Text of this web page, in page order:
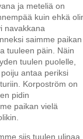
ja meteliä on
kuin ehkä
navakkana
saimme paikan
tuuleen päin. Näin
tuulen puolelle,
antaa periksi
Korpoström on
pidin
paikan vielä
siis tuulen ulinaa